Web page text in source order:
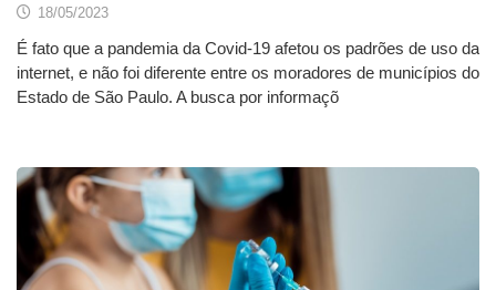
18/05/2023
É fato que a pandemia da Covid-19 afetou os padrões de uso da
internet, e não foi diferente entre os moradores de municípios do
Estado de São Paulo. A busca por informaçõ